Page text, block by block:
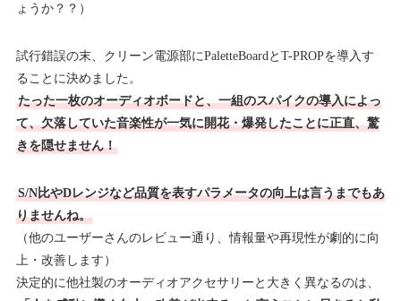
ょうか？？）
試行錯誤の末、クリーン電源部にPaletteBoardとT-PROPを導入す
ることに決めました。
たった一枚のオーディオボードと、一組のスパイクの導入によっ
て、欠落していた音楽性が一気に開花・爆発したことに正直、驚
きを隠せません！
S/N比やDレンジなど品質を表すパラメータの向上は言うまでもあ
りませんね。
（他のユーザーさんのレビュー通り、情報量や再現性が劇的に向
上・改善します）
決定的に他社製のオーディオアクセサリーと大きく異なるのは、